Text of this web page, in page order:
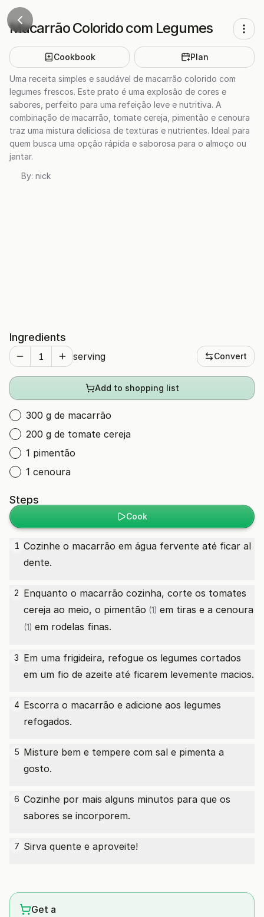
Macarrão Colorido com Legumes
Cookbook Plan
Uma receita simples e saudável de macarrão colorido com
legumes frescos. Este prato é uma explosão de cores e
sabores, perfeito para uma refeição leve e nutritiva. A
combinação de macarrão, tomate cereja, pimentão e cenoura
traz uma mistura deliciosa de texturas e nutrientes. Ideal para
quem busca uma opção rápida e saborosa para o almoço ou
jantar.
By: nick
Ingredients
serving Convert
Add to shopping list
300 g de macarrão
200 g de tomate cereja
1 pimentão
1 cenoura
Steps
Cook
1 Cozinhe o macarrão em água fervente até ficar al
dente.
2 Enquanto o macarrão cozinha, corte os tomates
cereja ao meio, o pimentão (1) em tiras e a cenoura
(1) em rodelas finas.
3 Em uma frigideira, refogue os legumes cortados
em um fio de azeite até ficarem levemente macios.
4 Escorra o macarrão e adicione aos legumes
refogados.
5 Misture bem e tempere com sal e pimenta a
gosto.
6 Cozinhe por mais alguns minutos para que os
sabores se incorporem.
7 Sirva quente e aproveite!
Get a